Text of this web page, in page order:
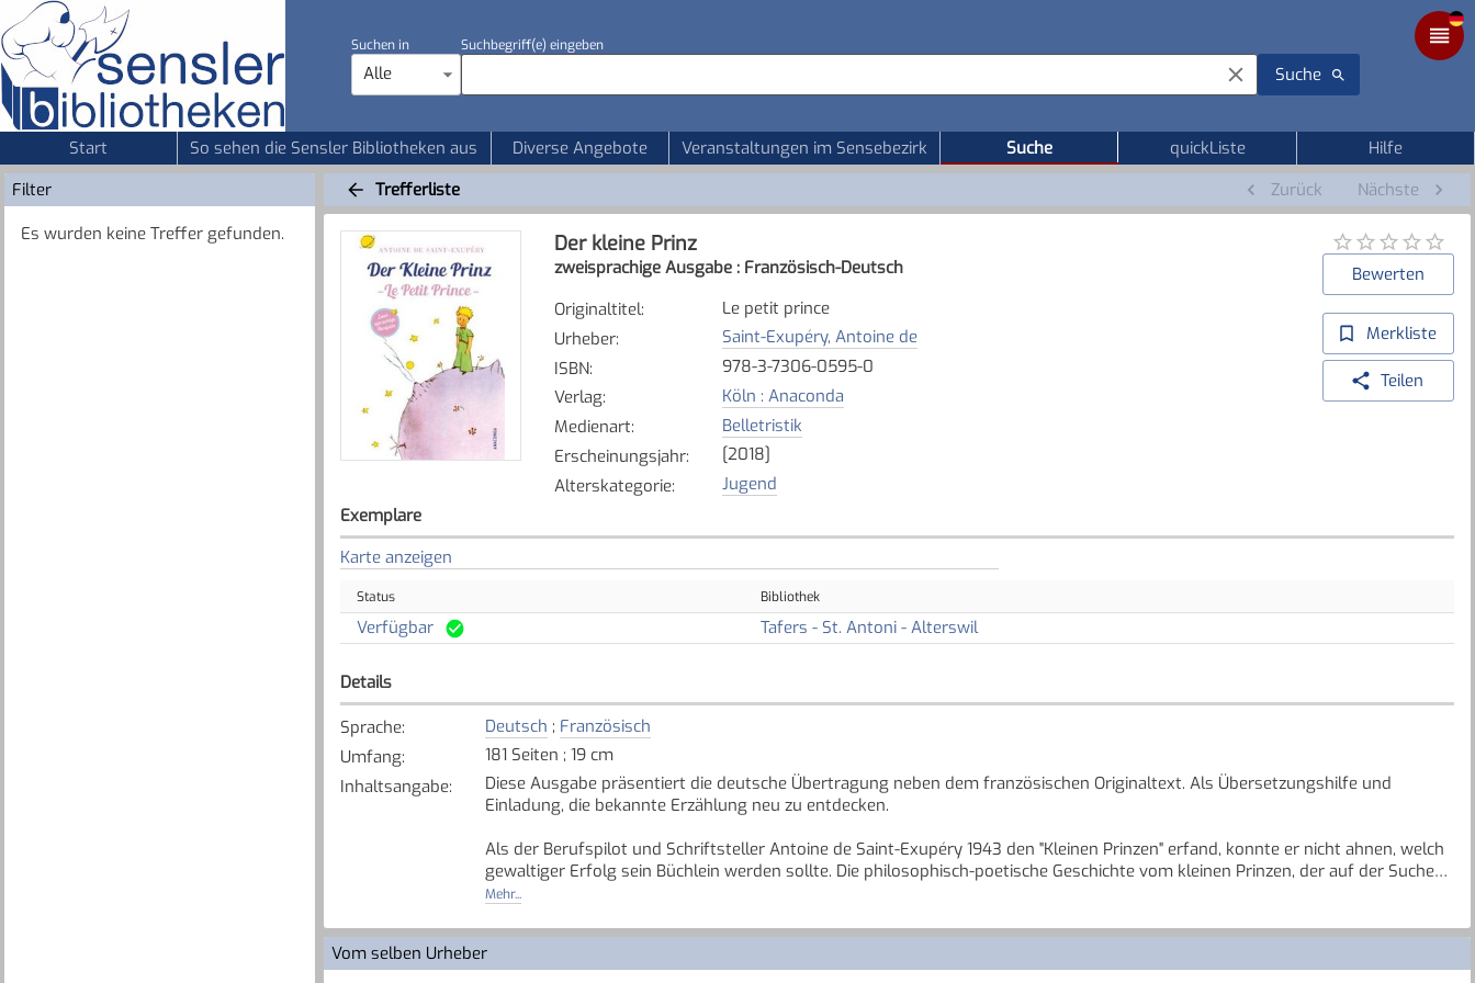
Suchen in
Alle
Suchbegriff(e) eingeben
Suche
Start So sehen die Sensler Bibliotheken aus Diverse Angebote Veranstaltungen im Sensebezirk Suche quickListe
Hilfe
Filter
Es wurden keine Treffer gefunden.
Trefferliste Zurück Nächste
Der kleine Prinz
zweisprachige Ausgabe : Französisch-Deutsch
Originaltitel:
Le petit prince
Urheber:
Saint-Exupéry, Antoine de
ISBN:
978-3-7306-0595-0
Verlag:
Köln : Anaconda
Medienart:
Belletristik
Erscheinungsjahr:
[2018]
Alterskategorie: Jugend
Bewerten
Merkliste
Teilen
Exemplare
Karte anzeigen
Status Bibliothek
Verfügbar Tafers - St. Antoni - Alterswil
Details
Sprache: Deutsch ; Französisch
Umfang:
181 Seiten ; 19 cm
Inhaltsangabe:
Diese Ausgabe präsentiert die deutsche Übertragung neben dem französischen Originaltext. Als Übersetzungshilfe und
Einladung, die bekannte Erzählung neu zu entdecken.
Als der Berufspilot und Schriftsteller Antoine de Saint-Exupéry 1943 den "Kleinen Prinzen" erfand, konnte er nicht ahnen, welch
gewaltiger Erfolg sein Büchlein werden sollte. Die philosophisch-poetische Geschichte vom kleinen Prinzen, der auf der Suche
nach Freunden allerlei seltsame Planeten bereist, übt ungebrochene Faszination aus. Sie ist ein Plädoyer für Menschlichkeit,
[Quelle: Buchhaus.ch, bearbeitet mit ChatGPT]
Mehr...
Vom selben Urheber